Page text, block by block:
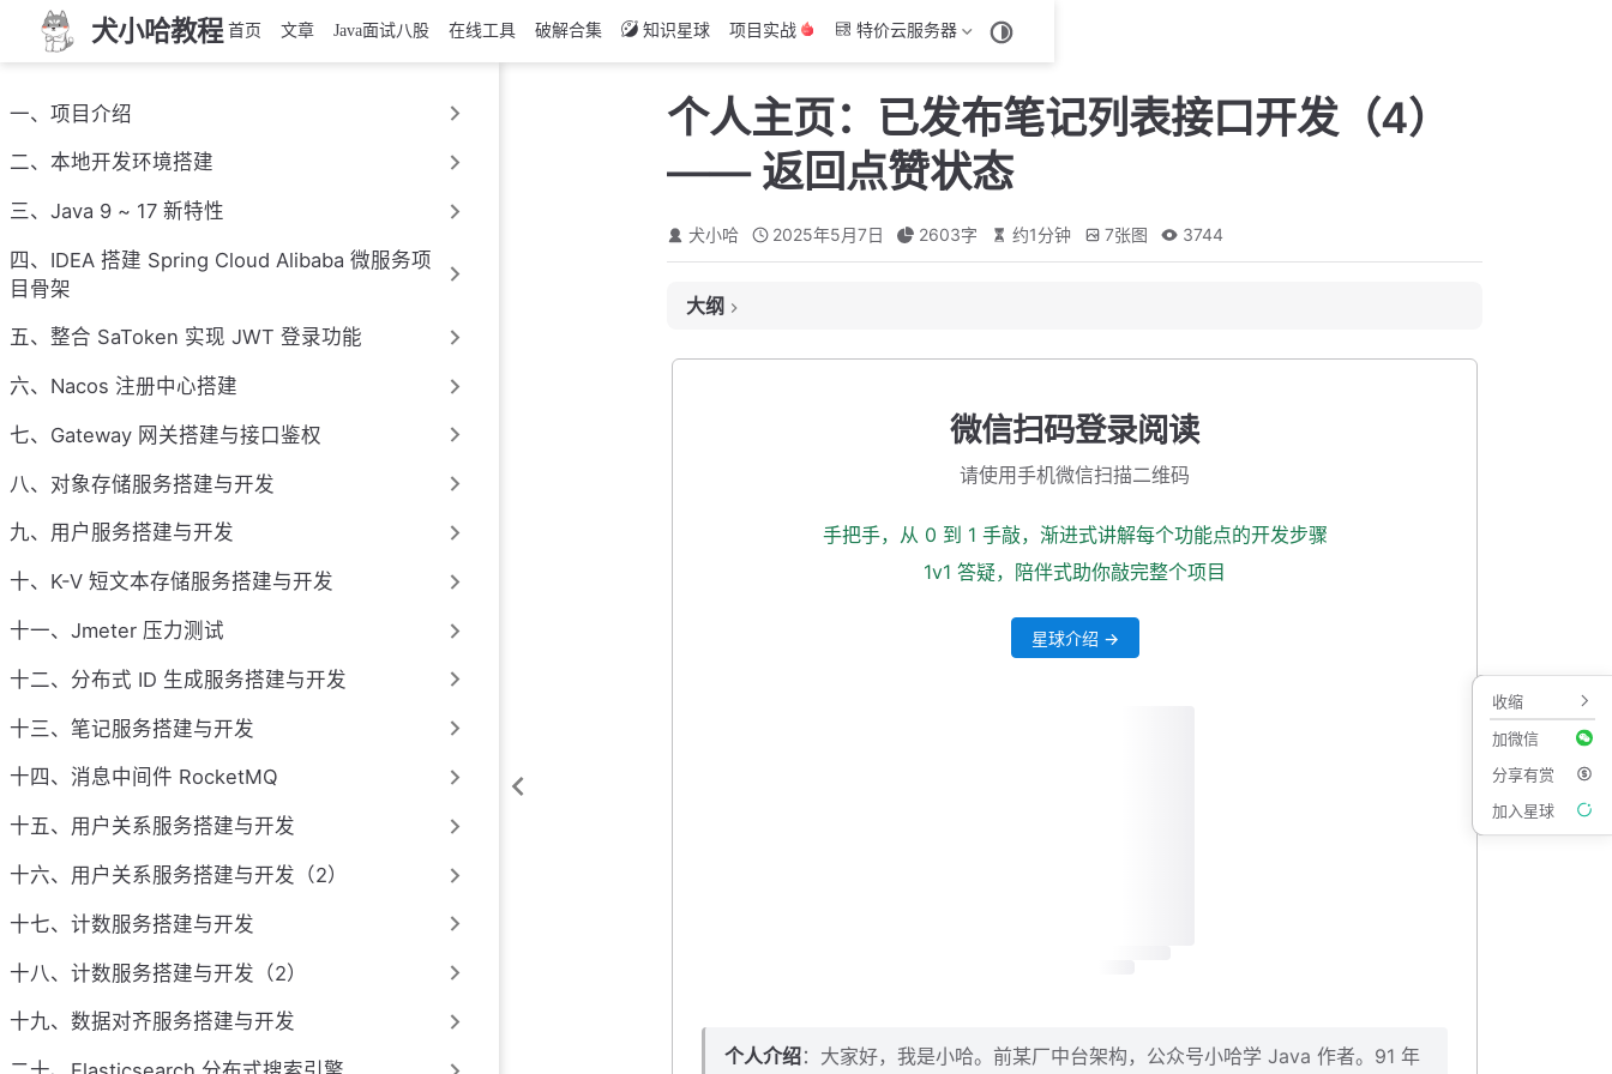
犬小哈教程 首页 文章 Java面试八股 在线工具 破解合集 知识星球 项目实战 特价云服务器
一、项目介绍
二、本地开发环境搭建
三、Java 9 ~ 17 新特性
四、IDEA 搭建 Spring Cloud Alibaba 微服务项
目骨架
五、整合 SaToken 实现 JWT 登录功能
六、Nacos 注册中心搭建
七、Gateway 网关搭建与接口鉴权
八、对象存储服务搭建与开发
九、用户服务搭建与开发
十、K-V 短文本存储服务搭建与开发
十一、Jmeter 压力测试
十二、分布式 ID 生成服务搭建与开发
十三、笔记服务搭建与开发
十四、消息中间件 RocketMQ
十五、用户关系服务搭建与开发
十六、用户关系服务搭建与开发（2）
十七、计数服务搭建与开发
十八、计数服务搭建与开发（2）
十九、数据对齐服务搭建与开发
个人主页：已发布笔记列表接口开发（4）
—— 返回点赞状态
犬小哈 2025年5月7日 2603字 约1分钟 7张图 3744
大纲
微信扫码登录阅读
请使用手机微信扫描二维码
手把手，从 0 到 1 手敲，渐进式讲解每个功能点的开发步骤
1v1 答疑，陪伴式助你敲完整个项目
星球介绍 →
个人介绍：大家好，我是小哈。前某厂中台架构，公众号小哈学 Java 作者。91 年
收缩
加微信
分享有赏
加入星球